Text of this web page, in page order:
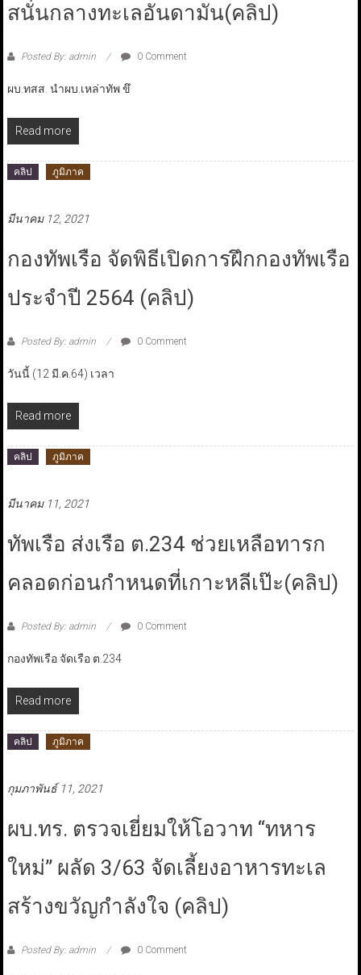
สนั่นกลางทะเลอันดามัน(คลิป)
Posted By: admin 0 Comment
ผบ.ทสส. นำผบ.เหล่าทัพ ขึ
Read more
คลิป ภูมิภาค
มีนาคม 12, 2021
กองทัพเรือ จัดพิธีเปิดการฝึกกองทัพเรือ
ประจำปี 2564 (คลิป)
Posted By: admin 0 Comment
วันนี้ (12 มี.ค.64) เวลา
Read more
คลิป ภูมิภาค
มีนาคม 11, 2021
ทัพเรือ ส่งเรือ ต.234 ช่วยเหลือทารก
คลอดก่อนกำหนดที่เกาะหลีเป๊ะ(คลิป)
Posted By: admin 0 Comment
กองทัพเรือ จัดเรือ ต.234
Read more
คลิป ภูมิภาค
กุมภาพันธ์ 11, 2021
ผบ.ทร. ตรวจเยี่ยมให้โอวาท “ทหาร
ใหม่” ผลัด 3/63 จัดเลี้ยงอาหารทะเล
สร้างขวัญกำลังใจ (คลิป)
Posted By: admin 0 Comment